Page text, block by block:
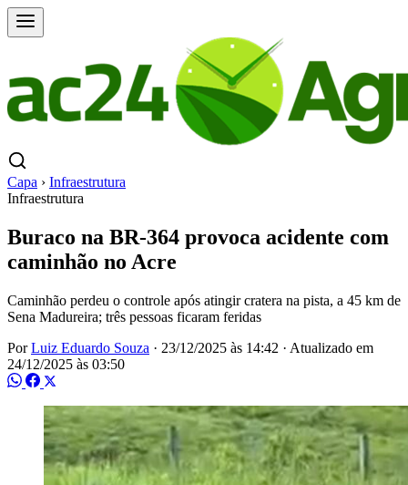
Capa › Infraestrutura
Infraestrutura
Buraco na BR-364 provoca acidente com
caminhão no Acre
Caminhão perdeu o controle após atingir cratera na pista, a 45 km de
Sena Madureira; três pessoas ficaram feridas
PorLuiz Eduardo Souza · 23/12/2025 às 14:42 · Atualizado em
24/12/2025 às 03:50